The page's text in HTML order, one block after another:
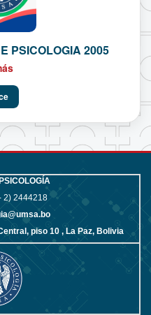
PSICOLOGIA 2005
2) 2444218
piso 10 , La Paz, Bolivia